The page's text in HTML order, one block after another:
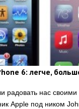
6: легче,
радовать нас
Apple под ником